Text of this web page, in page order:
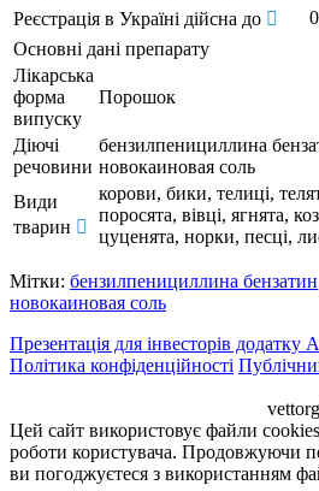
Реєстрація в Україні дійсна до
Основні дані препарату
Лікарська
форма
випуску
Порошок
Діючі
речовини
бензилпенициллина
новокаиновая соль
Види
тварин
корови, бики, телиці,
поросята, вівці, ягнята,
цуценята, норки, песці,
Мітки: бензилпенициллина бензатин
новокаиновая соль
Презентація для інвесторів додатку
Політика конфіденційності
Цей сайт використовує файли
роботи користувача. Продовжуючи
ви погоджуєтеся з використанням